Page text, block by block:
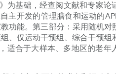
为基础，经查阅文献和专家论
主开发的管理膳食和运动的
功能。第三部分：采用随机对
、仅运动干预组、综合干预组
适合于大样本、多地区的老年